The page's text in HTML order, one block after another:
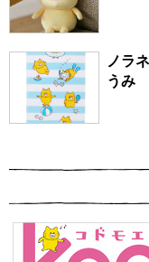
ノラ
うみ